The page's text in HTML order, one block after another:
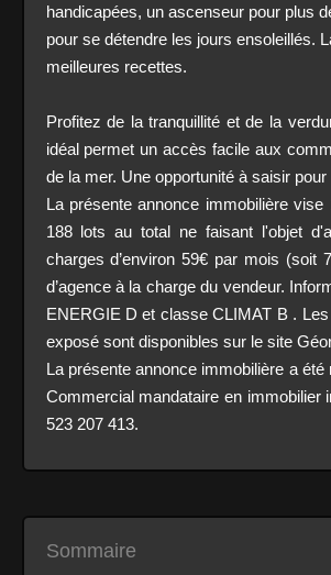
handicapées, un ascenseur pour plus
pour se détendre les jours ensoleillés.
meilleures recettes.
Profitez de la tranquillité et de la
idéal permet un accès facile aux
de la mer. Une opportunité à saisir
La présente annonce immobilière
188 lots au total ne faisant l'objet
charges d’environ 59€ par mois (soit
d’agence à la charge du vendeur.
ENERGIE D et classe CLIMAT B .
exposé sont disponibles sur le site
La présente annonce immobilière a
Commercial mandataire en
523 207 413.
Sommaire